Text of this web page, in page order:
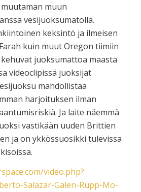
muun
vesijuoksumatolla.
keksintö ja ilmeisen
kuin muut Oregon tiimiin
juoksumattoa maasta
videoclipissä juoksijat
mahdollistaa
harjoituksen ilman
Ja laite näemmä
vastikään uuden Brittien
ja on ykkössuosikki tulevissa
video.php?
Salazar-Galen-Rupp-Mo-